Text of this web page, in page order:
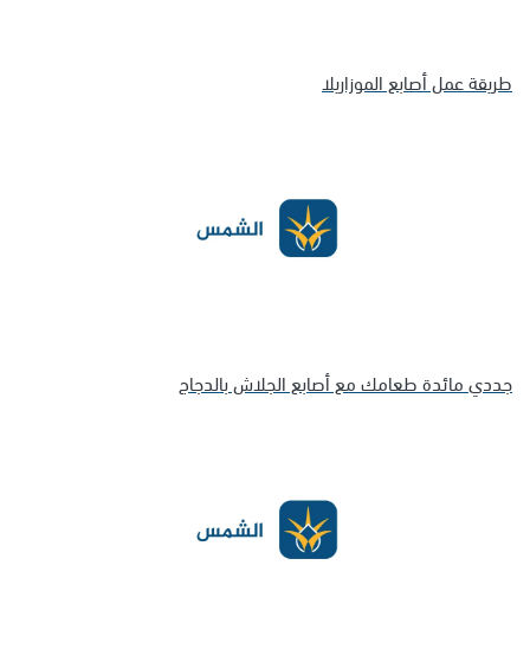
طريقة عمل أصابع الموزاريلا
جددي مائدة طعامك مع أصابع الجلاش بالدجاج